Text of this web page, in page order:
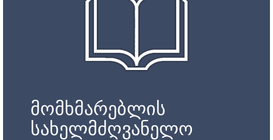
მომხმარებლის
სახელმძღვანელო